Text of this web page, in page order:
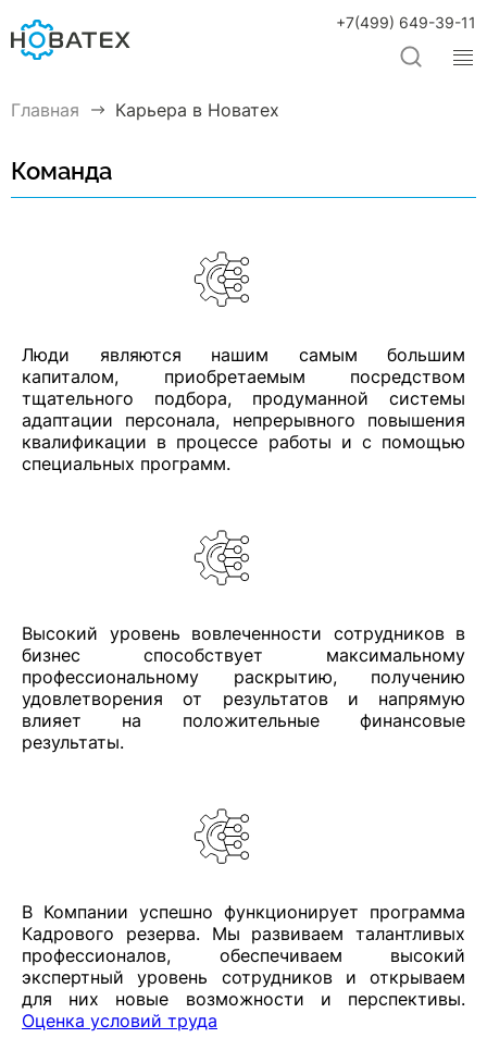
+7(499) 649-39-11
Главная Карьера в Новатех
Команда
Люди являются нашим самым большим
капиталом, приобретаемым посредством
тщательного подбора, продуманной системы
адаптации персонала, непрерывного повышения
квалификации в процессе работы и с помощью
специальных программ.
Высокий уровень вовлеченности сотрудников в
бизнес способствует максимальному
профессиональному раскрытию, получению
удовлетворения от результатов и напрямую
влияет на положительные финансовые
результаты.
В Компании успешно функционирует программа
Кадрового резерва. Мы развиваем талантливых
профессионалов, обеспечиваем высокий
экспертный уровень сотрудников и открываем
для них новые возможности и перспективы.
Оценка условий труда